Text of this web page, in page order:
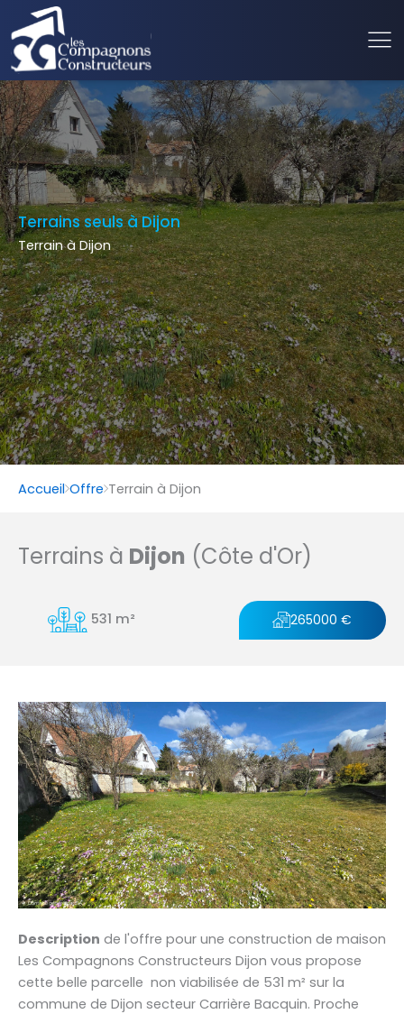
Terrains seuls à Dijon
Terrain à Dijon
Accueil Offre Terrain à Dijon
Terrains à Dijon (Côte d'Or)
531 m² 265000 €
Description de l'offre pour une construction de maison
Les Compagnons Constructeurs Dijon vous propose
cette belle parcelle non viabilisée de 531 m² sur la
commune de Dijon secteur Carrière Bacquin. Proche